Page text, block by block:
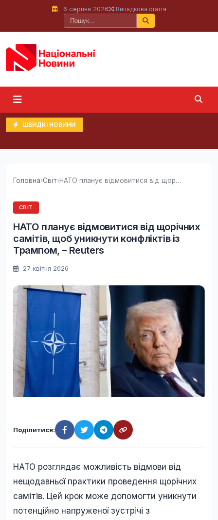
6 серпня 2026 Випадкова стаття
ШВИДКІ НОВИНИ
Головна›Світ› НАТО планує відмовитися від щорічних самітів,...
СВІТ
НАТО планує відмовитися від щорічних
самітів, щоб уникнути конфліктів із
Трампом, – Reuters
27 квітня 2026
Поділитися:
НАТО розглядає можливість відмови від
нещодавньої практики проведення щорічних
самітів. Цей крок може допомогти уникнути
потенційно напруженої зустрічі з